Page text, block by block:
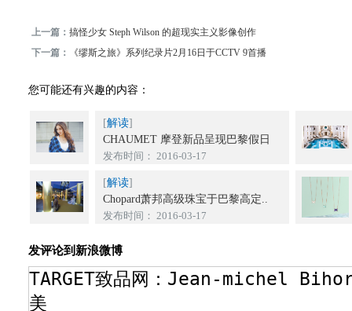
上一篇：搞怪少女 Steph Wilson 的超现实主义影像创作
下一篇：
《缪斯之旅》系列纪录片2月16日于CCTV 9首播
您可能还有兴趣的内容：
[解读]
CHAUMET 摩登新品呈现巴黎假日
发布时间： 2016-03-17
[解读]
Chopard萧邦高级珠宝于巴黎高定..
发布时间： 2016-03-17
发评论到新浪微博